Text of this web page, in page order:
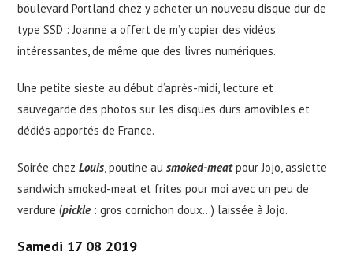
boulevard Portland chez y acheter un nouveau disque dur de
type SSD : Joanne a offert de m’y copier des vidéos
intéressantes, de même que des livres numériques.
Une petite sieste au début d’après-midi, lecture et
sauvegarde des photos sur les disques durs amovibles et
dédiés apportés de France.
Soirée chezLouis, poutine ausmoked-meatpour Jojo, assiette
sandwich smoked-meat et frites pour moi avec un peu de
verdure (pickle : gros cornichon doux…) laissée à Jojo.
Samedi 17 08 2019